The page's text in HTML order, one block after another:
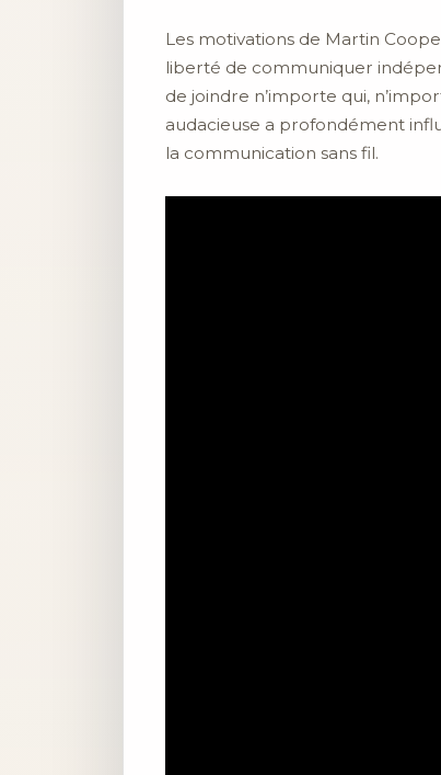
Les motivations de Martin
liberté de communiquer
de joindre n’importe qui,
audacieuse a profondément
la communication sans fil.